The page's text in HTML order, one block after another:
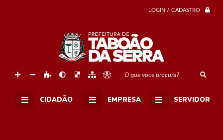
LOGIN / CADASTRO
O que voce procura?
CIDADÃO EMPRESA SERVIDOR